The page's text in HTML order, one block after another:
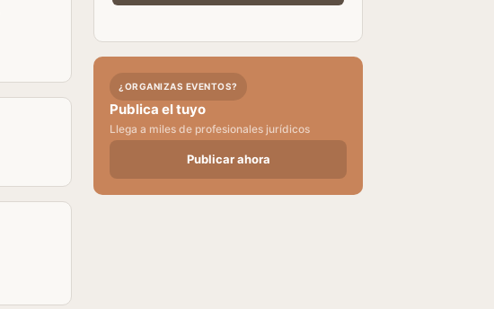
¿ORGANIZAS EVENTOS?
Publica el tuyo
Llega a miles de profesionales jurídicos
Publicar ahora